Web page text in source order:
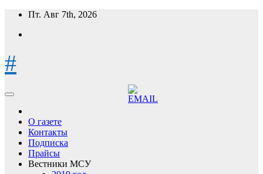
Перейти
содержимому
Пт. Авг 7th, 2026
#
О газете
Контакты
Подписка
Прайсы
Вестники МСУ